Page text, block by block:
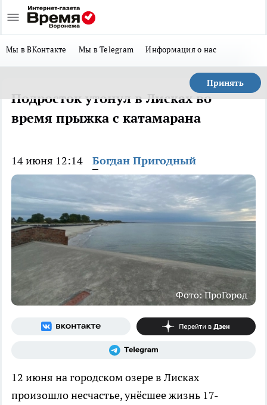
Мы в ВКонтакте Мы в Telegram Информация о нас
Принять
Подросток утонул в Лисках во
время прыжка с катамарана
14 июня 12:14 Богдан Пригодный
Фото: ПроГород
12 июня на городском озере в Лисках
произошло несчастье, унёсшее жизнь 17-